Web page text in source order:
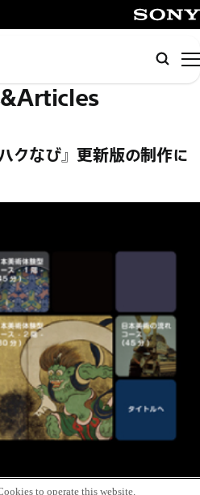
検
索
クなび』更新版の制作に
to operate this website.